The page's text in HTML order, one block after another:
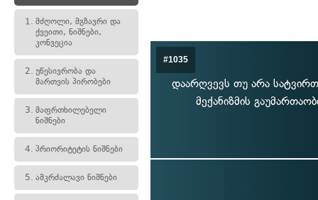
1. მძღოლი, მგზავრი და
ქვეითი, ნიშნები,
კონვეცია
2. უწესივრობა და
მართვის პირობები
3. მაფრთხილებელი
ნიშნები
4. პრიორიტეტის ნიშნები
5. ამკრძალავი ნიშნები
#1035
დაარღვევს თუ არა
მექანიზმის